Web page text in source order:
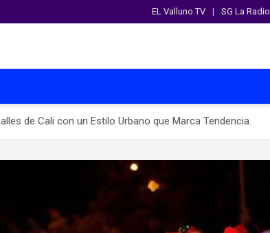
EL Valluno TV SG La Radio
de Cali con un Estilo Urbano que Marca Tendencia.